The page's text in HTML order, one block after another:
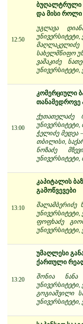
12:50
ბუღალტრული
და მისი როლი
უგლავა
სახელმწიფო
ვაშაკიძე
13:00
კომერციული
თანამედროვე
ქუთათელაძე
ჭელიძე მედეა
თბილისი,
ნოზაძე
13:10
კაპიტალის
გამოწვევები
შალამბერიძე
ფოფხაძე
13:20
უმაღლესი
ქართული
შონია
გოგიაშვილი